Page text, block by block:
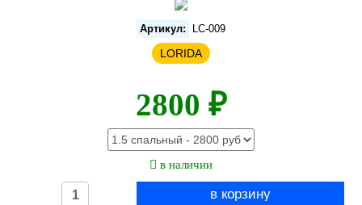
Артикул: LC-009
LORIDA
2800 ₽
в наличии